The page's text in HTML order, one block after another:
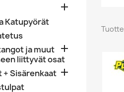

Katupyörät
ja muut
liittyvät osat

+ Sisärenkaat 